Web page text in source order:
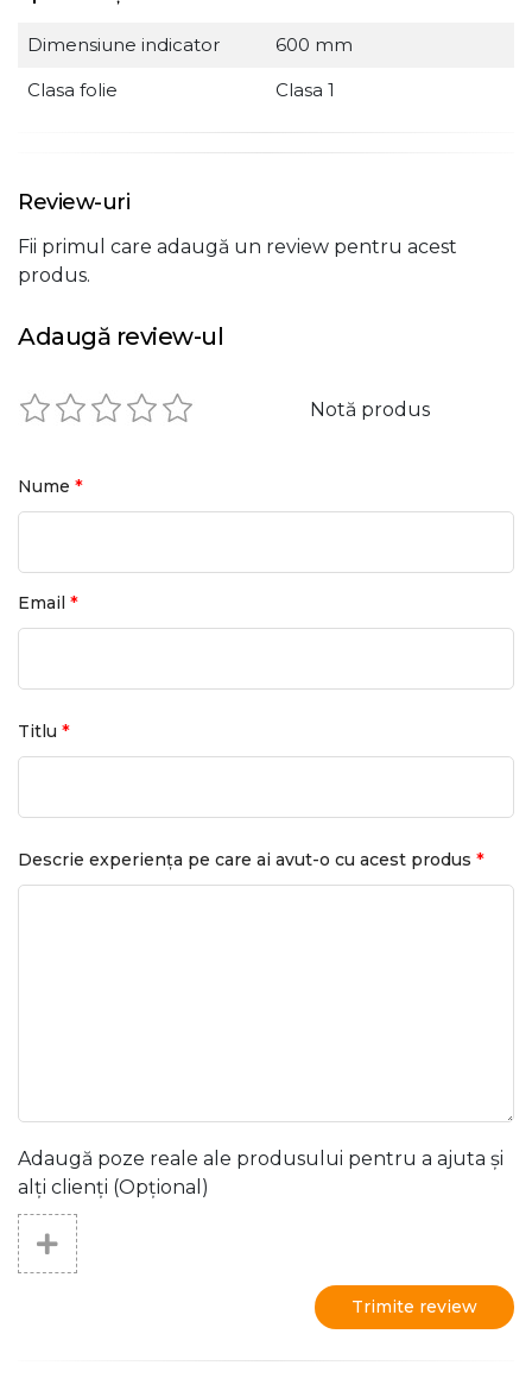
Dimensiune indicator
600 mm
Clasa folie
Clasa 1
Review-uri
Fii primul care adaugă un review pentru acest
produs.
Adaugă review-ul
Notă produs
Nume *
Email *
Titlu *
Descrie experiența pe care ai avut-o cu acest produs *
Adaugă poze reale ale produsului pentru a ajuta și
alți clienți (Opțional)
Trimite review